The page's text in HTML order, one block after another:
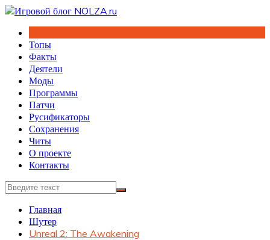
Перейти
содержимому
Топы
Факты
Деятели
Моды
Программы
Патчи
Русификаторы
Сохранения
Читы
О проекте
Контакты
Главная
Шутер
Unreal 2: The Awakening